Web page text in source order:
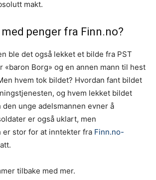
makt.
penger fra Finn.no?
ble det også lekket et bilde fra PST
«baron Borg» og en annen mann til hest
hvem tok bildet? Hvordan fant bildet
og hvem lekket bildet
den unge adelsmannen evner å
er også uklart, men
er stor for at inntekter fra Finn.no-
tilbake med mer.